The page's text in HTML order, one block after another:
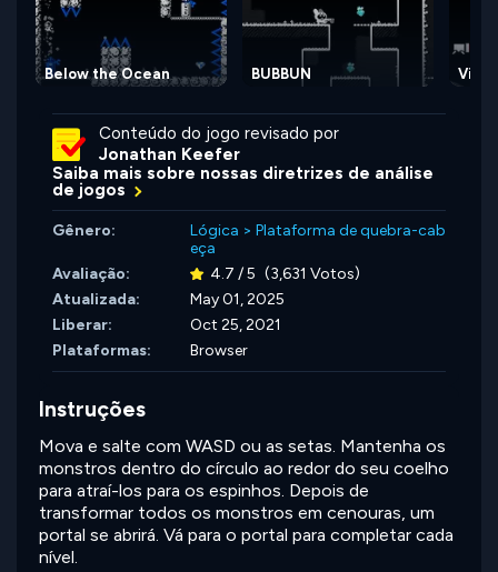
Below the Ocean BUBBUN
Conteúdo do jogo revisado por
Jonathan Keefer
Saiba mais sobre nossas diretrizes de análise
de jogos
Gênero: Lógica > Plataforma de quebra-cab
eça
Avaliação:
4.7 / 5 (3,631 Votos)
Atualizada:
May 01, 2025
Liberar:
Oct 25, 2021
Plataformas:
Browser
Instruções
Mova e salte com WASD ou as setas. Mantenha os
monstros dentro do círculo ao redor do seu coelho
para atraí-los para os espinhos. Depois de
transformar todos os monstros em cenouras, um
portal se abrirá. Vá para o portal para completar cada
nível.